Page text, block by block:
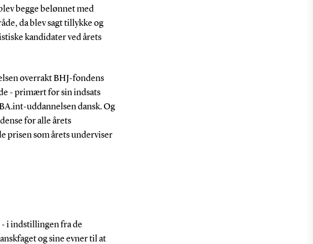
begge belønnet med
da blev sagt tillykke og
kandidater ved årets
overrakt BHJ-fondens
- primært for sin indsats
uddannelsen dansk. Og
for alle årets
prisen som årets underviser
- i indstillingen fra de
og sine evner til at